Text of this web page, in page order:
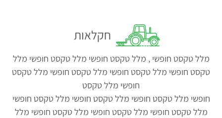
חקלאות
מלל טקסט חופשי , מלל טקסט חופשי מלל טקסט חופשי מלל
טקסט חופשי מלל טקסט חופשי מלל טקסט חופשי מלל טקסט
חופשי מלל טקסט
חופשי מלל טקסט חופשי מלל טקסט חופשי מלל טקסט חופשי
מלל טקסט חופשי מלל טקסט חופשי מלל טקסט חופשי מלל